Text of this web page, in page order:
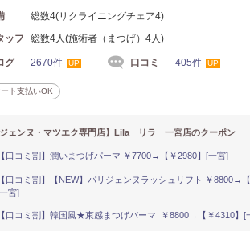
総数4(リクライニングチェア4)
ッフ
総数4人(施術者（まつげ）4人)
グ 2670件 UP 口コミ 405件 UP
ト支払いOK
ジェンヌ・マツエク専門店】Lila リラ 一宮店のクーポン
【口コミ割】潤いまつげパーマ ￥7700→【￥2980】[一宮]
【口コミ割】【NEW】パリジェンヌラッシュリフト ￥8800→【
宮]
【口コミ割】韓国風★束感まつげパーマ ￥8800→【￥4310】[